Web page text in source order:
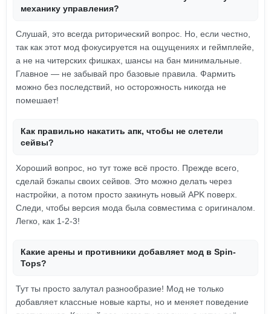
механику управления?
Слушай, это всегда риторический вопрос. Но, если честно,
так как этот мод фокусируется на ощущениях и геймплейе,
а не на читерских фишках, шансы на бан минимальные.
Главное — не забывай про базовые правила. Фармить
можно без последствий, но осторожность никогда не
помешает!
Как правильно накатить апк, чтобы не слетели
сейвы?
Хороший вопрос, но тут тоже всё просто. Прежде всего,
сделай бэкапы своих сейвов. Это можно делать через
настройки, а потом просто закинуть новый APK поверх.
Следи, чтобы версия мода была совместима с оригиналом.
Легко, как 1-2-3!
Какие арены и противники добавляет мод в Spin-
Tops?
Тут ты просто залутал разнообразие! Мод не только
добавляет классные новые карты, но и меняет поведение